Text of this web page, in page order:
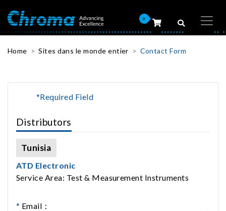
0
Home Sites dans le monde entier Contact Form
*Required Field
Distributors
Tunisia
ATD Electronic
Service Area: Test & Measurement Instruments
* Email：